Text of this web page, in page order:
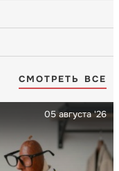
СМОТРЕТЬ ВСЕ
05 августа '26